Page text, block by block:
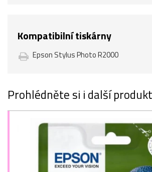
Kompatibilní tiskárny
Epson Stylus Photo R2000
Prohlédněte si i další